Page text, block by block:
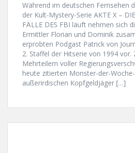
Während im deutschen Fernsehen
der Kult-Mystery-Serie AKTE X –
FÄLLE DES FBI läuft nehmen sich
Ermittler Florian und Dominik
erprobten Podgast Patrick von
2. Staffel der Hitserie von 1994 vor.
Mehrteilern voller
heute zitierten Monster-der-
außerirdischen Kopfgeldjäger […]